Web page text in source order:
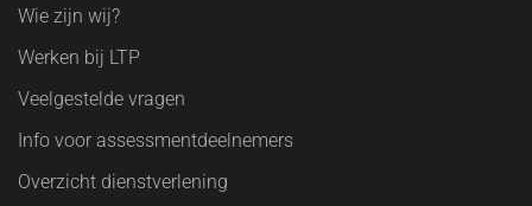
Wie zijn wij?
Werken bij LTP
Veelgestelde vragen
Info voor assessmentdeelnemers
Overzicht dienstverlening